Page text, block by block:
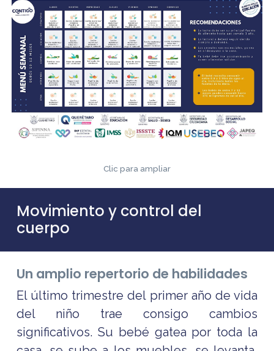
Clic para ampliar
Movimiento y control del
cuerpo
Un amplio repertorio de habilidades
El último trimestre del primer año de vida
del niño trae consigo cambios
significativos. Su bebé gatea por toda la